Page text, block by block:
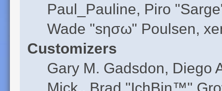
Paul_Pauline, Piro
Wade "sησω" Poulsen,
Customizers
Gary M. Gadsdon, Diego
Mick., Brad "IchBin™"